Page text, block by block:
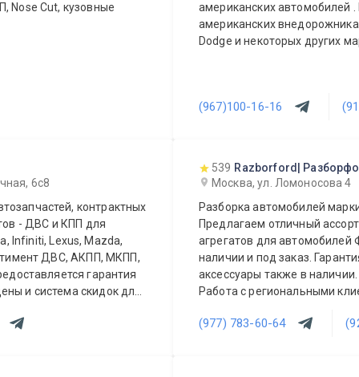
Nose Cut, кузовные
американских автомобилей
американских
Dodge и некоторых других
(967)100-16-16
6с8
контрактных
- ДВС и КПП для
Infiniti, Lexus, Mazda,
ДВС, АКПП, МКПП,
гарантия
и система скидок для
539 Razborford|
Москва, ул. Ломоносова 4
Разборка автомобилей
Предлагаем отличный
агрегатов для автомобилей
наличии и под заказ.
аксессуары также в
Работа с региональными
(977) 783-60-64